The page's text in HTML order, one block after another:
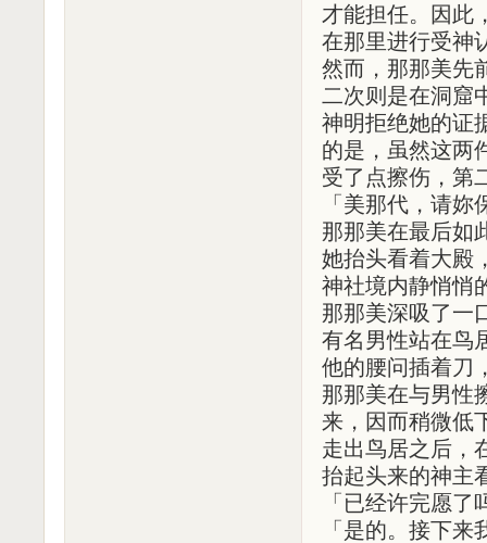
才能担任。因此
在那里进行受神
然而，那那美先
二次则是在洞窟
神明拒绝她的证
的是，虽然这两
受了点擦伤，第
「美那代，请妳
那那美在最后如
她抬头看着大殿
神社境内静悄悄
那那美深吸了一
有名男性站在鸟
他的腰问插着刀
那那美在与男性
来，因而稍微低
走出鸟居之后，
抬起头来的神主
「已经许完愿了
「是的。接下